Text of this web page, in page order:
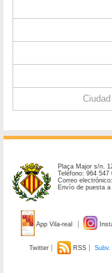
Plaça Major s/n.
Teléfono: 964
Correo
Envío de puesta
App Vila-real
Twitter RSS